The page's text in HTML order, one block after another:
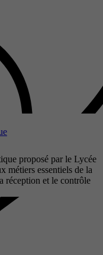
proposé par le Lycée
métiers essentiels de la
réception et le contrôle